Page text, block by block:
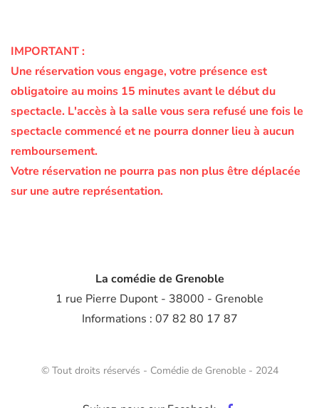
IMPORTANT :
Une réservation vous engage, votre présence est
obligatoire au moins 15 minutes avant le début du
spectacle. L'accès à la salle vous sera refusé une fois le
spectacle commencé et ne pourra donner lieu à aucun
remboursement.
Votre réservation ne pourra pas non plus être déplacée
sur une autre représentation.
La comédie de Grenoble
1 rue Pierre Dupont - 38000 - Grenoble
Informations : 07 82 80 17 87
© Tout droits réservés - Comédie de Grenoble - 2024